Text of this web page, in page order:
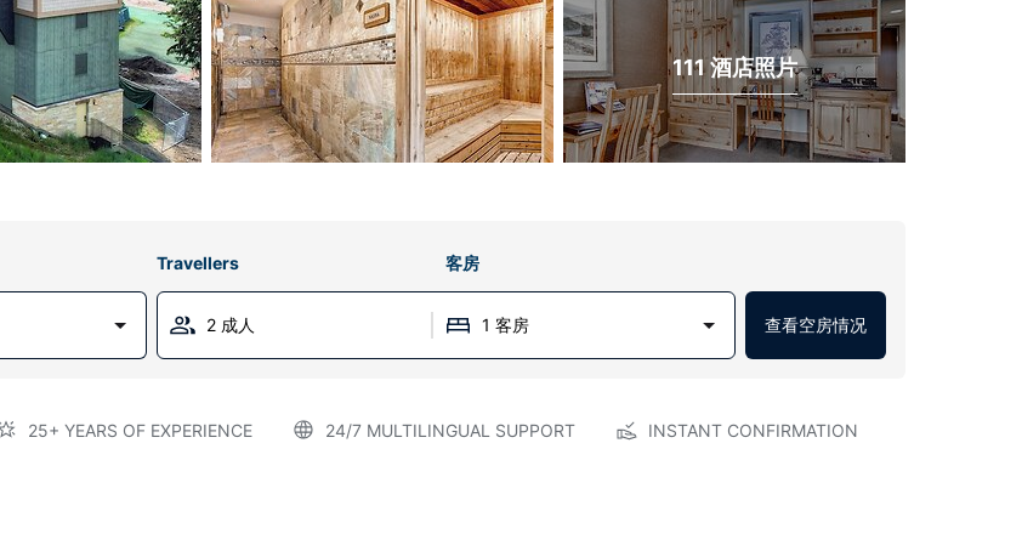
111 酒店照片
Travellers 客房
2 成人 1 客房 查看空房情况
25+ YEARS OF EXPERIENCE 24/7 MULTILINGUAL SUPPORT INSTANT CONFIRMATION